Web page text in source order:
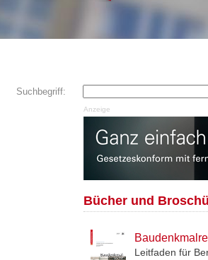
Suchbegriff:
Anzeige
Bücher und
Leitfaden für